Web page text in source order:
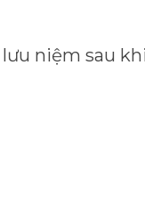
niệm sau